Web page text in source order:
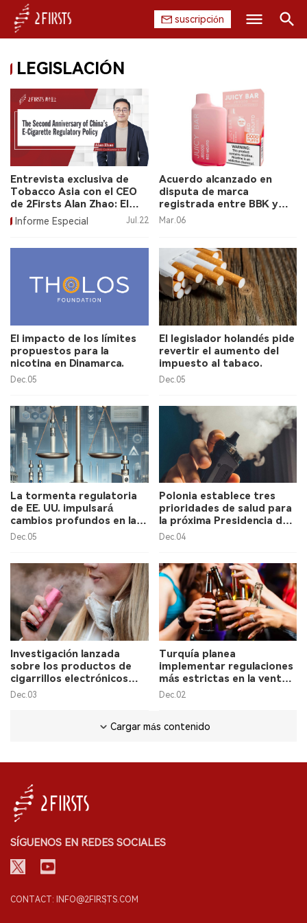
suscripción
INICIO
EMPRESA
PRODUCTO
REGULACIÓN
CHINA
ENTREVISTA
LEGISLACIÓN
Entrevista exclusiva de
Tobacco Asia con el CEO
de 2Firsts Alan Zhao: El
Segundo Aniversario de la
Política Regulatoria de
Asia entrevistó en
exclusiva al CEO de
2Firsts, Alan Zhao, acerc
Informe Especial Jul.22
Acuerdo alcanzado en
disputa de marca
registrada entre BBK y
Olympic Reef
Mar.06
El impacto de los límites
propuestos para la
nicotina en Dinamarca.
Dec.05
El legislador holandés pide
revertir el aumento del
impuesto al tabaco.
Dec.05
La tormenta regulatoria
de EE. UU. impulsará
cambios profundos en la
cadena de suministro de
CEO de 2Firsts.
Dec.05
Polonia establece tres
prioridades de salud para
la próxima Presidencia del
Consejo de la UE.
Dec.04
Investigación lanzada
sobre los productos de
cigarrillos electrónicos
chinos en el mercado de
Dec.03
Turquía planea
implementar regulaciones
más estrictas en la venta
de tabaco y alcohol.
Dec.02
Cargar más contenido
SÍGUENOS EN REDES SOCIALES
CONTACT: INFO@2FIRSTS.COM